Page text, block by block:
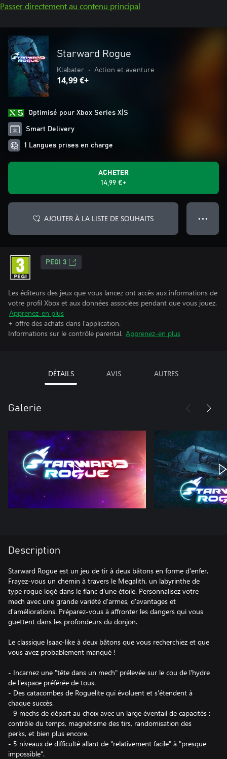
Passer directement au contenu principal
Starward Rogue
Klabater • Action et aventure
14,99 €+
Optimisé pour Xbox Series X|S
Smart Delivery
1 Langues prises en charge
ACHETER
14,99 €+
AJOUTER À LA LISTE DE SOUHAITS ● ● ●
PEGI 3
Les éditeurs des jeux que vous lancez ont accès aux informations de
votre profil Xbox et aux données associées pendant que vous jouez.
Apprenez-en plus
+ offre des achats dans l'application.
Informations sur le contrôle parental. Apprenez-en plus
DÉTAILS AVIS AUTRES
Galerie
Description
Starward Rogue est un jeu de tir à deux bâtons en forme d'enfer.
Frayez-vous un chemin à travers le Megalith, un labyrinthe de
type rogue logé dans le flanc d'une étoile. Personnalisez votre
mech avec une grande variété d'armes, d'avantages et
d'améliorations. Préparez-vous à affronter les dangers qui vous
guettent dans les profondeurs du donjon.
Le classique Isaac-like à deux bâtons que vous recherchiez et que
vous avez probablement manqué !
- Incarnez une "tête dans un mech" prélevée sur le cou de l'hydre
de l'espace préférée de tous.
- Des catacombes de Roguelite qui évoluent et s'étendent à
chaque succès.
- 9 mechs de départ au choix avec un large éventail de capacités :
contrôle du temps, magnétisme des tirs, randomisation des
perks, et bien plus encore.
- 5 niveaux de difficulté allant de "relativement facile" à "presque
impossible".